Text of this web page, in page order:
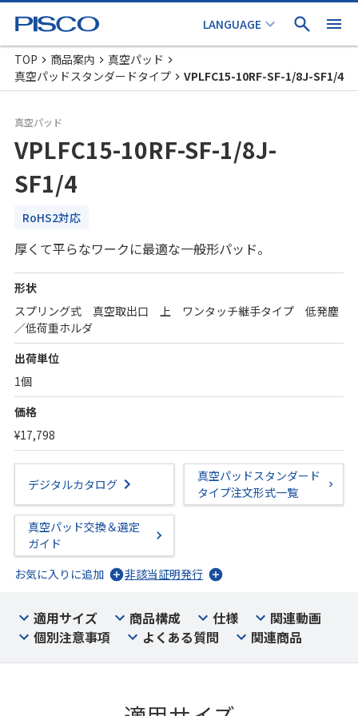
TOP 商品案内
真空パッド
真空パッドスタンダードタイプ
VPLFC15-10RF-SF-1/8J-SF1/4
真空パッド
VPLFC15-10RF-SF-1/8J-
SF1/4
RoHS2対応
厚くて平らなワークに最適な一般形パッド。
形状
スプリング式 真空取出口 上 ワンタッチ継手タイプ 低発塵
／低荷重ホルダ
出荷単位
1個
価格
¥17,798
デジタルカタログ
真空パッドスタンダード
タイプ注文形式一覧
真空パッド交換＆選定
ガイド
お気に入りに追加
非該当証明発行
適用サイズ 商品構成 仕様
関連動画
個別注意事項
よくある質問 関連商品